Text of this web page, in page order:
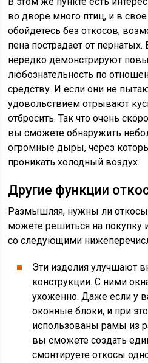
во дворе много птиц, и в
обойдетесь без откосов,
пена пострадает от
нередко демонстрируют
любознательность по
средству. И если они не
удовольствием отрывают
отбросить. Так что очень
вы сможете обнаружить
огромные дыры, через
проникать холодный воздух.
Другие функции
Размышляя, нужны ли
можете решиться на покупку
со следующими
Эти изделия улучшают
конструкции. С ними
ухоженно. Даже если у
оконные блоки, и при
использованы рамы из
вы сможете создать
смонтируете откосы